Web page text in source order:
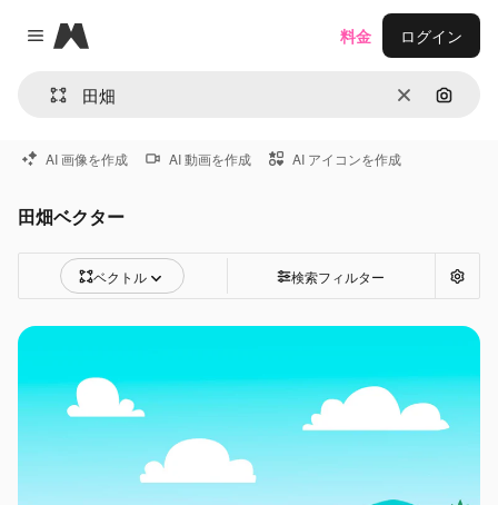
Close menu
Magnific
消去 画像で
料金 ログイン
AI 画像を作成 AI 動画を作成 AI アイコンを作成
田畑ベクター
ベクトル 検索フィルター